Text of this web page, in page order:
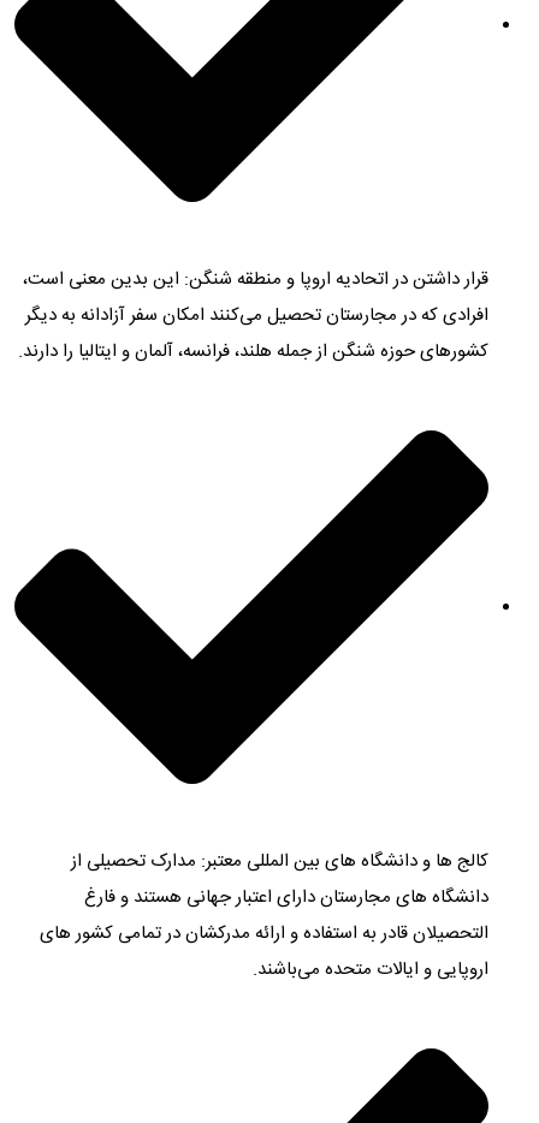
قرار داشتن در اتحادیه اروپا و منطقه شنگن: این بدین معنی است،
افرادی که در مجارستان تحصیل می‌کنند امکان سفر آزادانه به دیگر
کشورهای حوزه شنگن از جمله هلند، فرانسه، آلمان و ایتالیا را دارند.‌
کالج ها و دانشگاه های بین المللی معتبر: مدارک تحصیلی از
دانشگاه های مجارستان دارای اعتبار جهانی هستند و‌ فارغ
التحصیلان قادر به استفاده و ارائه مدرکشان در تمامی کشور های
اروپایی و ایالات متحده می‌باشند.